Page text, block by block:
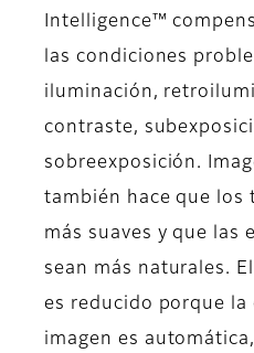
Intelligence™
las condiciones
iluminación,
contraste,
sobreexposición.
también hace que los
más suaves y que las
sean más naturales.
es reducido porque la
imagen es